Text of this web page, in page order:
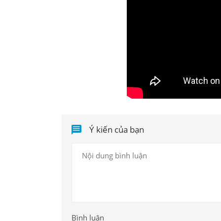
Ý kiến của bạn
Bình luận